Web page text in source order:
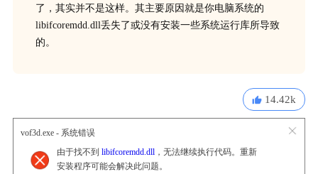
了，其实并不是这样。其主要原因就是你电脑系统的
libifcoremdd.dll丢失了或没有安装一些系统运行库所导致
的。
14.42k
vof3d.exe - 系统错误
由于找不到 libifcoremdd.dll，无法继续执行代码。重新
安装程序可能会解决此问题。